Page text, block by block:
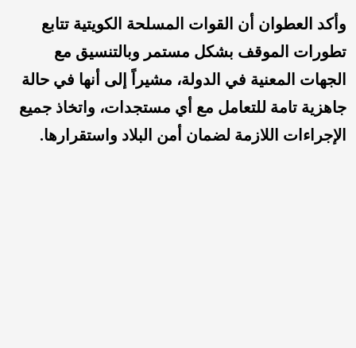
وأكد العطوان أن القوات المسلحة الكويتية تتابع
تطورات الموقف بشكل مستمر وبالتنسيق مع
الجهات المعنية في الدولة، مشيراً إلى أنها في حالة
جاهزية تامة للتعامل مع أي مستجدات، واتخاذ جميع
الإجراءات اللازمة لضمان أمن البلاد واستقرارها.